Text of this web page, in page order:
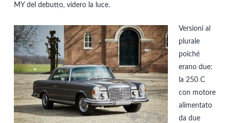
MY del debutto, videro la luce.
Versioni al
plurale
poiché
erano due:
la 250 C
con motore
alimentato
da due